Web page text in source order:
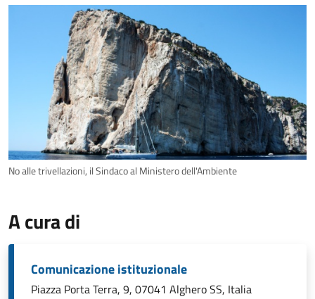
No alle trivellazioni, il Sindaco al Ministero dell'Ambiente
A cura di
Comunicazione istituzionale
Piazza Porta Terra, 9, 07041 Alghero SS, Italia